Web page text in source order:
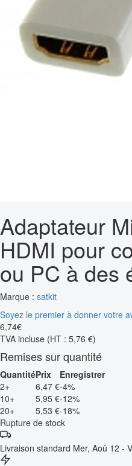
Adaptateur
HDMI pour
ou PC à des
Marque : satkit
Soyez le premier à donner votre
6,74€
TVA incluse (HT : 5,76 €)
Remises sur quantité
QuantitéPrix
Enregistrer
2+
6,47 €-4%
10+
5,95 €-12%
20+
5,53 €-18%
Rupture de stock
Livraison standard Mer, Aoû 12 -